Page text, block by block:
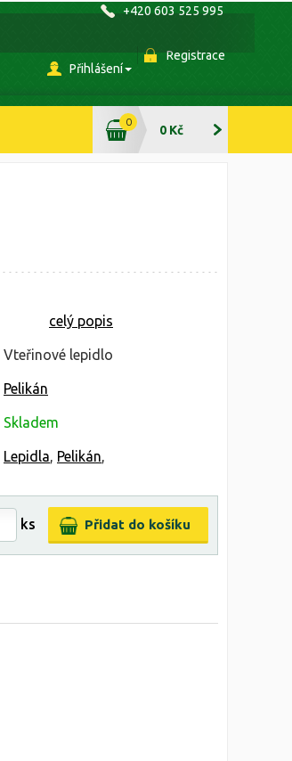
+420 603 525 995
Přihlášení
Registrace
0
0 Kč
celý popis
Vteřinové lepidlo
Pelikán
Skladem
Lepidla, Pelikán,
ks